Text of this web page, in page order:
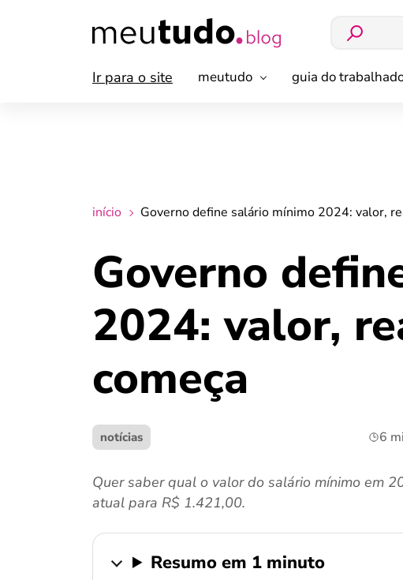
Ir para o site meutudo guia do
início Governo define salário mínimo 2024: valor,
Governo
2024: valor,
começa
notícias 6
Quer saber qual o valor do salário mínimo em
atual para R$ 1.421,00.
Resumo em 1 minuto